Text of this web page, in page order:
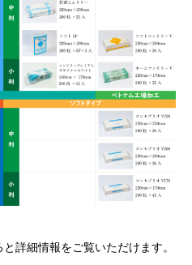
詳細情報をご覧いただけます。